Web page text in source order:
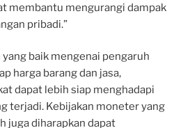
membantu mengurangi dampak
pribadi.”
baik mengenai pengaruh
harga barang dan jasa,
dapat lebih siap menghadapi
terjadi. Kebijakan moneter yang
juga diharapkan dapat